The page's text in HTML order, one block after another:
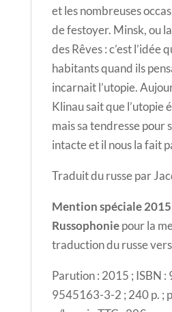
et les nombreuses
de festoyer. Minsk, ou
des Rêves : c’est l’idée
habitants quand ils
incarnait l’utopie.
Klinau sait que l’utopie
mais sa tendresse pour
intacte et il nous la fait
Traduit du russe par
Mention spéciale
Russophoniepour la
traduction du russe
Parution : 2015 ; ISBN :
9545163-3-2 ; 240 p. ;